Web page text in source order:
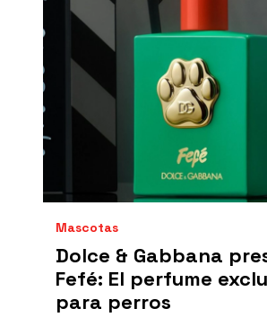
Mascotas
Dolce & Gabbana
Fefé: El perfume
para perros